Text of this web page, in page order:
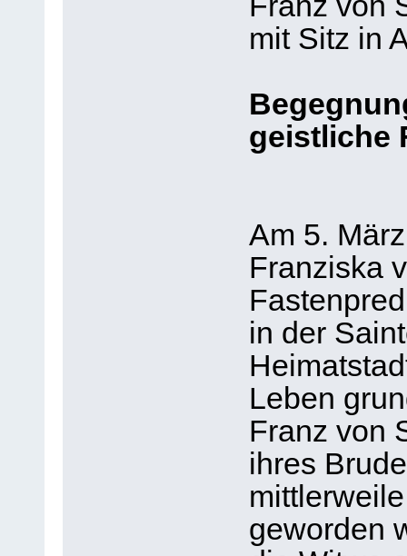
mit Sitz in
geistliche
Am 5.
Franziska
in der
Leben
Franz von
ihres
geworden